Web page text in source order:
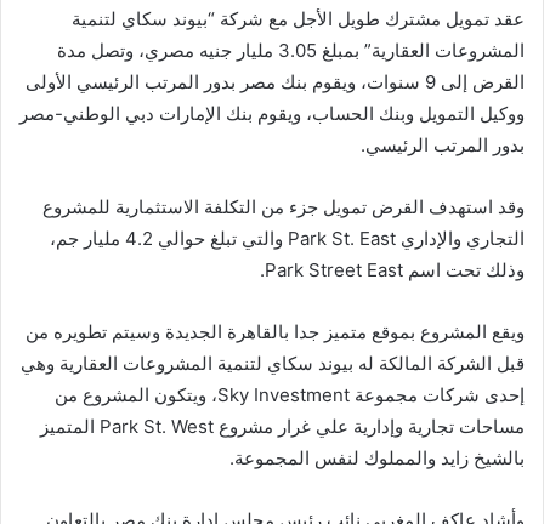
عقد تمويل مشترك طويل الأجل مع شركة “بيوند سكاي لتنمية
المشروعات العقارية” بمبلغ 3.05 مليار جنيه مصري، وتصل مدة
القرض إلى 9 سنوات، ويقوم بنك مصر بدور المرتب الرئيسي الأولى
ووكيل التمويل وبنك الحساب، ويقوم بنك الإمارات دبي الوطني-مصر
بدور المرتب الرئيسي.
وقد استهدف القرض تمويل جزء من التكلفة الاستثمارية للمشروع
التجاري والإداري Park St. East والتي تبلغ حوالي 4.2 مليار جم،
وذلك تحت اسم Park Street East.
ويقع المشروع بموقع متميز جدا بالقاهرة الجديدة وسيتم تطويره من
قبل الشركة المالكة له بيوند سكاي لتنمية المشروعات العقارية وهي
إحدى شركات مجموعة Sky Investment، ويتكون المشروع من
مساحات تجارية وإدارية علي غرار مشروع Park St. West المتميز
بالشيخ زايد والمملوك لنفس المجموعة.